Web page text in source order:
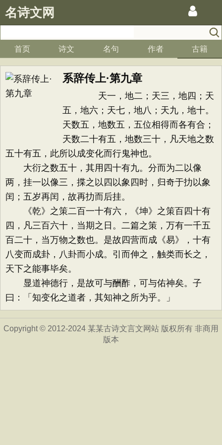
名诗文网
首页 诗文 名句 作者 古籍
系辞传上·第九章
天一，地二；天三，地四；天
五，地六；天七，地八；天九，地十。
天数五，地数五，五位相得而各有合；
天数二十有五，地数三十，凡天地之数
五十有五，此所以成变化而行鬼神也。
大衍之数五十，其用四十有九。分而为二以像
两，挂一以像三，揲之以四以象四时，归奇于扐以象
闰；五岁再闰，故再扐而后挂。
《乾》之策二百一十有六，《坤》之策百四十有
四，凡三百六十，当期之日。二篇之策，万有一千五
百二十，当万物之数也。是故四营而成《易》，十有
八变而成卦，八卦而小成。引而伸之，触类而长之，
天下之能事毕矣。
显道神德行，是故可与酬酢，可与佑神矣。子
曰：「知变化之道者，其知神之所为乎。」
Copyright © 2012-2024 某某古诗文言文网站 版权所有 非商用
版本